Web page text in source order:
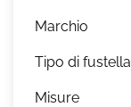
Marchio
Tipo di fustella
Misure